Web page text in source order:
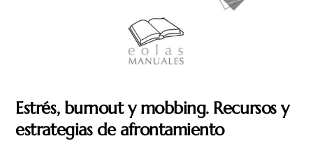
Estrés, burnout y mobbing. Recursos y
estrategias de afrontamiento